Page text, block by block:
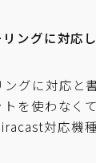
ングに対応
ングに対応と
を使わなく
対応機種